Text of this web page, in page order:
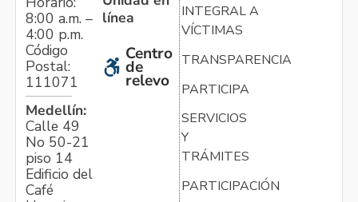
8:00 a.m. –
4:00 p.m.
Código
Postal:
111071
Medellín:
Calle 49
No 50-21
piso 14
Edificio del
Café
línea
Centro
de
relevo
INTEGRAL A
VÍCTIMAS
TRANSPARENCIA
PARTICIPA
SERVICIOS
Y
TRÁMITES
PARTICIPACIÓN